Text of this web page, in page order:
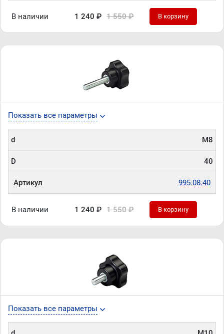
В наличии 1 240 ₽ 1 550 ₽ В корзину
Показать все параметры
d М8
D 40
Артикул 995.08.40
В наличии 1 240 ₽ 1 550 ₽ В корзину
Показать все параметры